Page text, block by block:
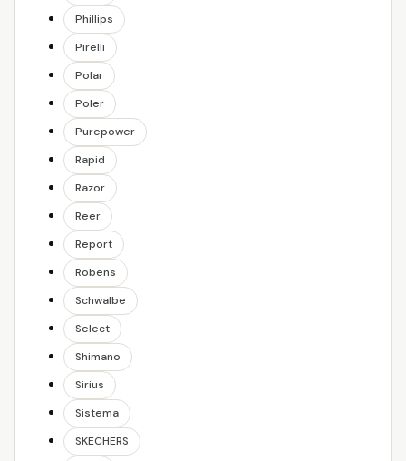
Phillips
Pirelli
Polar
Poler
Purepower
Rapid
Razor
Reer
Report
Robens
Schwalbe
Select
Shimano
Sirius
Sistema
SKECHERS